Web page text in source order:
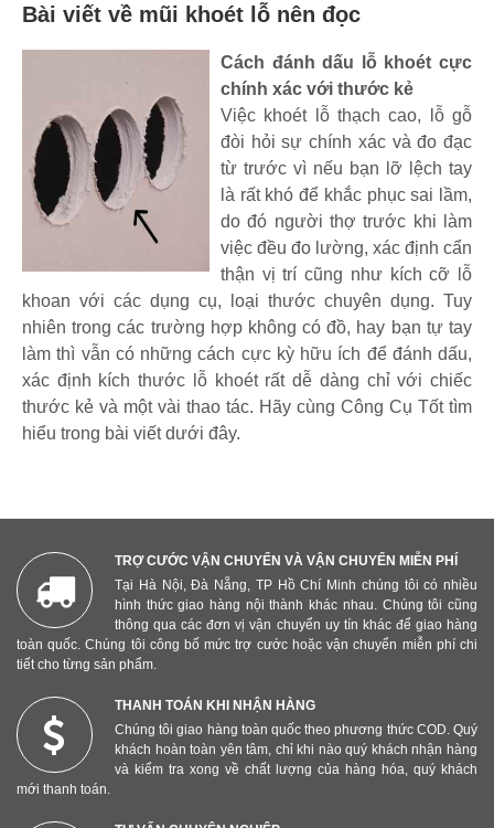
Bài viết về mũi khoét lỗ nên đọc
Cách đánh dấu lỗ khoét cực
chính xác với thước kẻ
Việc khoét lỗ thạch cao, lỗ gỗ
đòi hỏi sự chính xác và đo đạc
từ trước vì nếu bạn lỡ lệch tay
là rất khó để khắc phục sai lầm,
do đó người thợ trước khi làm
việc đều đo lường, xác định cẩn
thận vị trí cũng như kích cỡ lỗ
khoan với các dụng cụ, loại thước chuyên dụng. Tuy
nhiên trong các trường hợp không có đồ, hay bạn tự tay
làm thì vẫn có những cách cực kỳ hữu ích để đánh dấu,
xác định kích thước lỗ khoét rất dễ dàng chỉ với chiếc
thước kẻ và một vài thao tác. Hãy cùng Công Cụ Tốt tìm
hiểu trong bài viết dưới đây.
TRỢ CƯỚC VẬN CHUYỂN VÀ VẬN CHUYỂN MIỄN PHÍ
Tại Hà Nội, Đà Nẵng, TP Hồ Chí Minh chúng tôi có nhiều
hình thức giao hàng nội thành khác nhau. Chúng tôi cũng
thông qua các đơn vị vận chuyển uy tín khác để giao hàng
toàn quốc. Chúng tôi công bố mức trợ cước hoặc vận chuyển miễn phí chi
tiết cho từng sản phẩm.
THANH TOÁN KHI NHẬN HÀNG
Chúng tôi giao hàng toàn quốc theo phương thức COD. Quý
khách hoàn toàn yên tâm, chỉ khi nào quý khách nhận hàng
và kiểm tra xong về chất lượng của hàng hóa, quý khách
mới thanh toán.